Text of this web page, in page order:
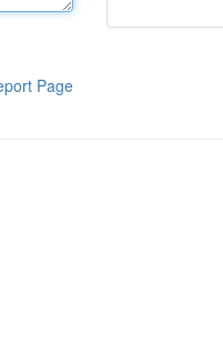
Page